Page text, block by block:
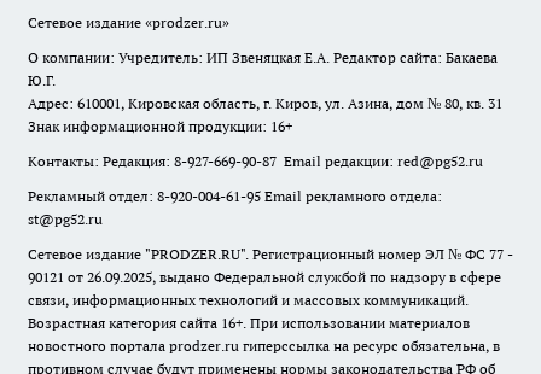
Сетевое издание «prodzer.ru»
О компании: Учредитель: ИП Звеняцкая Е.А. Редактор сайта: Бакаева
Ю.Г.
Адрес: 610001, Кировская область, г. Киров, ул. Азина, дом № 80, кв. 31
Знак информационной продукции: 16+
Контакты: Редакция: 8-927-669-90-87 Email редакции: red@pg52.ru
Рекламный отдел: 8-920-004-61-95 Email рекламного отдела:
st@pg52.ru
Сетевое издание "PRODZER.RU". Регистрационный номер ЭЛ № ФС 77 -
90121 от 26.09.2025, выдано Федеральной службой по надзору в сфере
связи, информационных технологий и массовых коммуникаций.
Возрастная категория сайта 16+. При использовании материалов
новостного портала prodzer.ru гиперссылка на ресурс обязательна, в
противном случае будут применены нормы законодательства РФ об